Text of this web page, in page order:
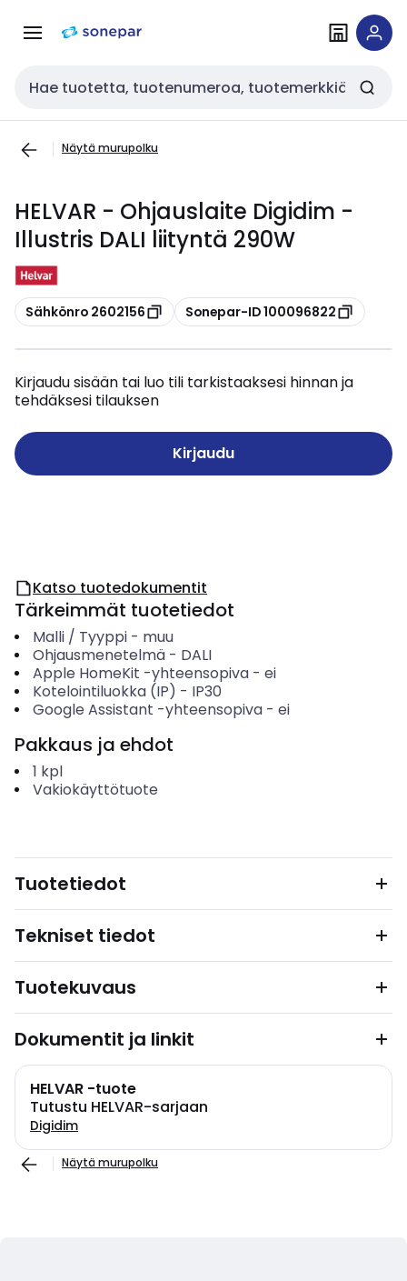
navigointiinsisältöön
Haku
Näytä murupolku
HELVAR - Ohjauslaite Digidim -
Illustris DALI liityntä 290W
Kopioi
Sähkönro 2602156 Kopioi
Sonepar-ID 100096822
Kirjaudu sisään tai luo tili tarkistaaksesi hinnan ja
tehdäksesi tilauksen
Kirjaudu
Katso tuotedokumentit
Tärkeimmät tuotetiedot
Malli / Tyyppi- muu
Ohjausmenetelmä- DALI
Apple HomeKit -yhteensopiva- ei
Kotelointiluokka (IP) - IP30
Google Assistant -yhteensopiva- ei
Pakkaus ja ehdot
1 kpl
Vakiokäyttötuote
Tuotetiedot
Tekniset tiedot
Tuotekuvaus
Dokumentit ja linkit
HELVAR -tuote
Tutustu HELVAR-sarjaan
Digidim
Näytä murupolku